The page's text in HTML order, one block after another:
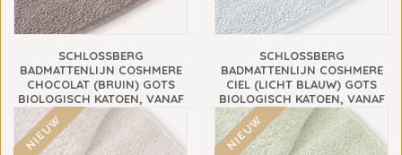
SCHLOSSBERG
BADMATTENLIJN COSHMERE
CHOCOLAT (BRUIN) GOTS
BIOLOGISCH KATOEN, VANAF
€69,90
SCHLOSSBERG
BADMATTENLIJN COSHMERE
CIEL (LICHT BLAUW) GOTS
BIOLOGISCH KATOEN, VANAF
€69,90
NIEUW NIEUW